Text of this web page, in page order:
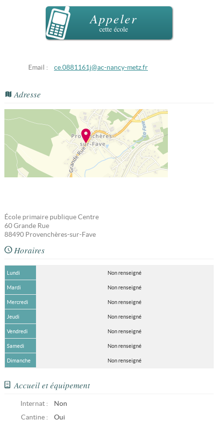
Appeler
cette école
Email : ce.0881161j@ac-nancy-metz.fr
Adresse
École primaire publique Centre
60 Grande Rue
88490 Provenchères-sur-Fave
Horaires
Lundi Non renseigné
Mardi Non renseigné
Mercredi Non renseigné
Jeudi Non renseigné
Vendredi Non renseigné
Samedi Non renseigné
Dimanche Non renseigné
Accueil et équipement
Internat :
Non
Cantine :
Oui